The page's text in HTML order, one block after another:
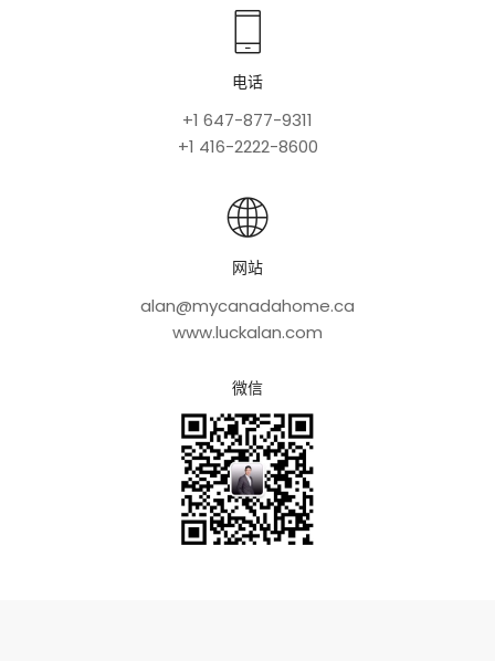
电话
+1 647-877-9311
+1 416-2222-8600
网站
alan@mycanadahome.ca
www.luckalan.com
微信